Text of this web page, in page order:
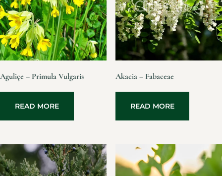
Aguliçe – Primula Vulgaris
READ MORE
Akacia – Fabaceae
READ MORE